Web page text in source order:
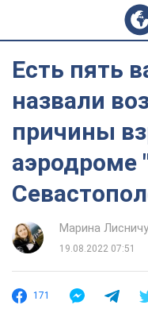
Есть пять
назвали
причины
аэродроме
Марина
19.08.2022 07:51
171